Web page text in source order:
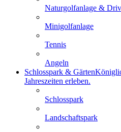
Naturgolfanlage &
Minigolfanlage
Tennis
Angeln
Schlosspark & Gärten
Jahreszeiten erleben.
Schlosspark
Landschaftspark